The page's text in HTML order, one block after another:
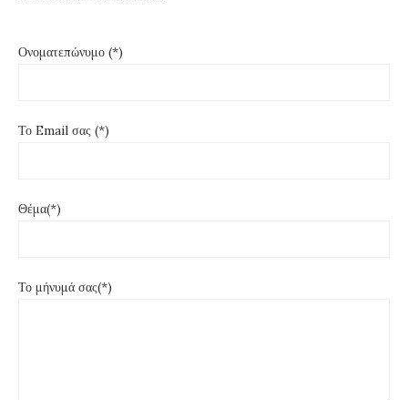
Ονοματεπώνυμο (*)
Το Email σας (*)
Θέμα(*)
Το μήνυμά σας(*)